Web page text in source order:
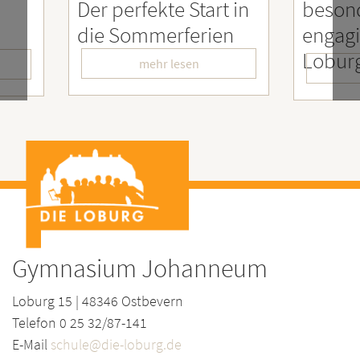
besonders
engagierter
LoburgerInnen
mehr lesen
–
Gymnasium Johanneum
Loburg 15 | 48346 Ostbevern
Telefon 0 25 32/87-141
E-Mail schule@die-loburg.de